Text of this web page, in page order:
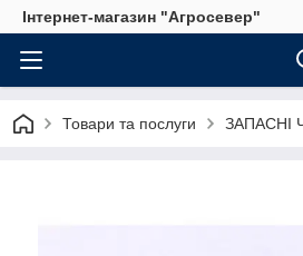
Інтернет-магазин "Агросевер"
Товари та послуги ЗАПАСНІ